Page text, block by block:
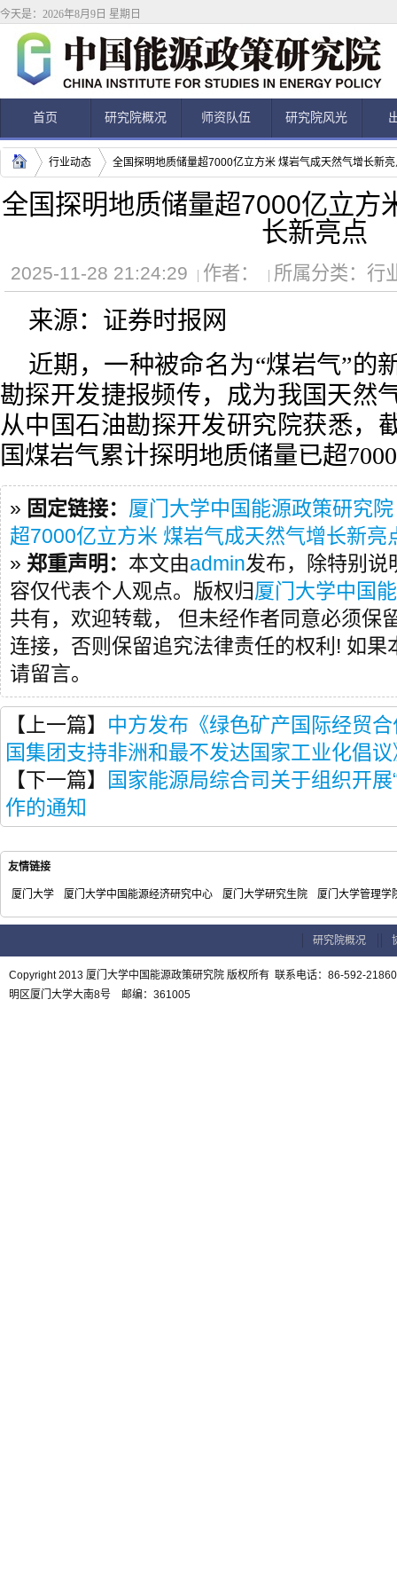
今天是：2026年8月9日 星期日
首页 研究院概况 师资队伍 研究院风光
行业动态 全国探明地质储量超7000亿立方米 煤岩气成天然气增长新
全国探明地质储量超7000亿立方
长新亮点
2025-11-28 21:24:29 作者： 所属分类： 行
来源：证券时报网
近期，一种被命名为“煤岩气”的
勘探开发捷报频传，成为我国天然
从中国石油勘探开发研究院获悉，
国煤岩气累计探明地质储量已超
» 固定链接： 厦门大学中国能源政策研究院
超7000亿立方米 煤岩气成天然气增长新亮
» 郑重声明： 本文由admin发布，除特别说
容仅代表个人观点。版权归厦门大学中国
共有，欢迎转载， 但未经作者同意必须保
连接，否则保留追究法律责任的权利! 如果
请留言。
【上一篇】 中方发布《绿色矿产国际经贸
国集团支持非洲和最不发达国家工业化倡议
【下一篇】
国家能源局综合司关于组织开
作的通知
友情链接
厦门大学 厦门大学中国能源经济研究中心 厦门大学研究生院 厦门大学管理学
研究院概况
Copyright 2013 厦门大学中国能源政策研究院 版权所有 联系电话：86-592-
明区厦门大学大南8号 邮编：361005